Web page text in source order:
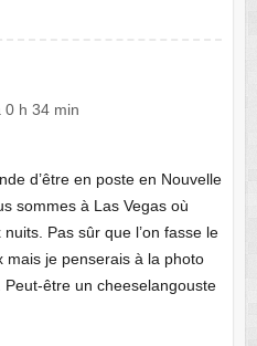
0 h 34 min
d’être en poste en Nouvelle
sommes à Las Vegas où
Pas sûr que l’on fasse le
mais je penserais à la photo
Peut-être un cheeselangouste